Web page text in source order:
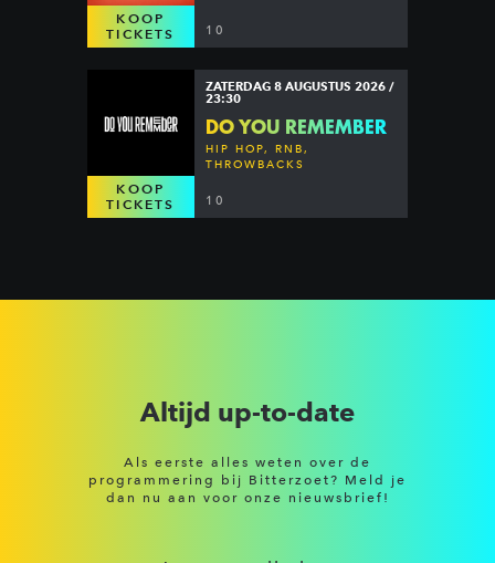
KOOP
TICKETS
10
KOOP
TICKETS
ZATERDAG 8 AUGUSTUS 2026 /
23:30
DO YOU REMEMBER
HIP HOP, RNB,
THROWBACKS
10
Altijd up-to-date
Als eerste alles weten over de
programmering bij Bitterzoet? Meld je
dan nu aan voor onze nieuwsbrief!